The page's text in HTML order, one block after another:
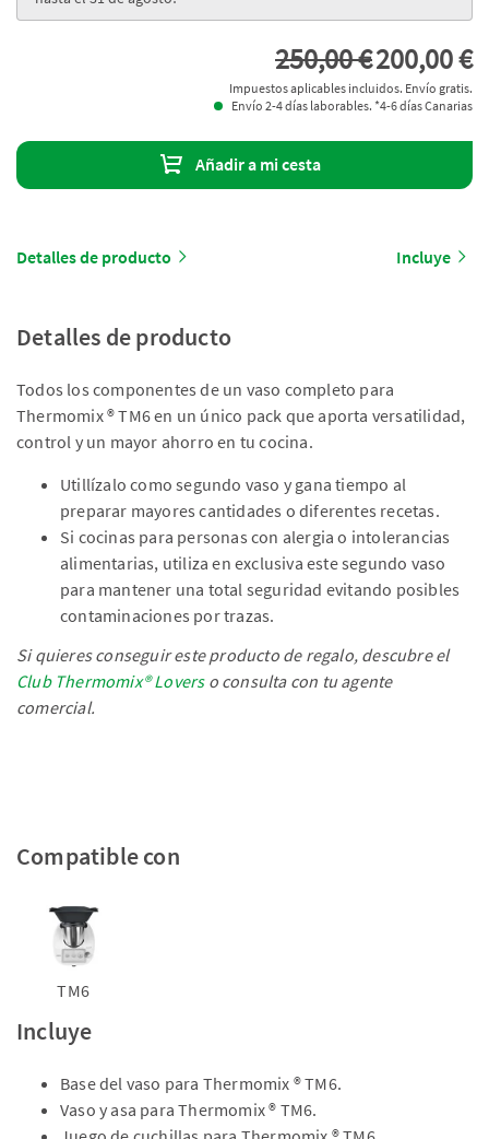
250,00 €200,00 €
Impuestos aplicables incluidos. Envío gratis.
Envío 2-4 días laborables. *4-6 días Canarias
Añadir a mi cesta
Detalles de producto Incluye
Detalles de producto
Todos los componentes de un vaso completo para
Thermomix ® TM6 en un único pack que aporta versatilidad,
control y un mayor ahorro en tu cocina.
Utillízalo como segundo vaso y gana tiempo al
preparar mayores cantidades o diferentes recetas.
Si cocinas para personas con alergia o intolerancias
alimentarias, utiliza en exclusiva este segundo vaso
para mantener una total seguridad evitando posibles
contaminaciones por trazas.
Si quieres conseguir este producto de regalo, descubre el
Club Thermomix® Loverso consulta con tu agente
comercial.
Compatible con
TM6
Incluye
Base del vaso para Thermomix ® TM6.
Vaso y asa para Thermomix ® TM6.